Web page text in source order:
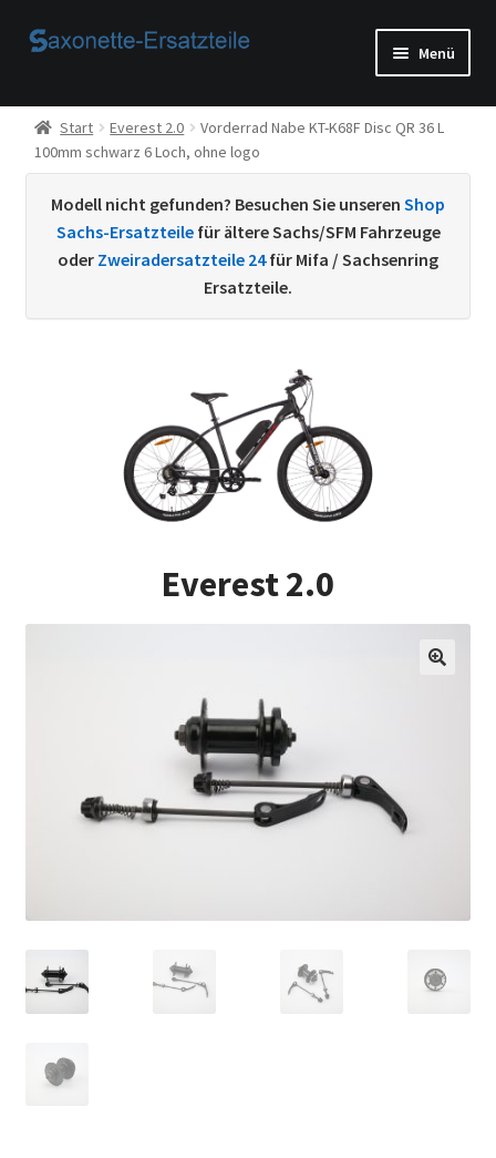
Zur
Zum
Menü
Start
AGB
Beispiel-Seite
Datenschutzerklärung von
Warenkorb
Zahlungsarten
Start Everest 2.0
Vorderrad Nabe KT-K68F Disc QR 36 L
100mm schwarz 6 Loch, ohne logo
Modell nicht gefunden? Besuchen Sie unseren Shop
Sachs-Ersatzteilefür ältere Sachs/SFM Fahrzeuge
oder Zweiradersatzteile 24für Mifa / Sachsenring
Ersatzteile.
Everest 2.0